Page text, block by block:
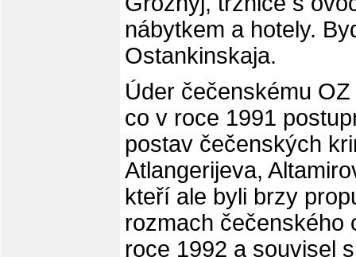
nábytkem a hotely.
Ostankinskaja.
Úder čečenskému
co v roce 1991
postav čečenských
Atlangerijeva,
kteří ale byli brzy
rozmach čečenského
roce 1992 a souvisel